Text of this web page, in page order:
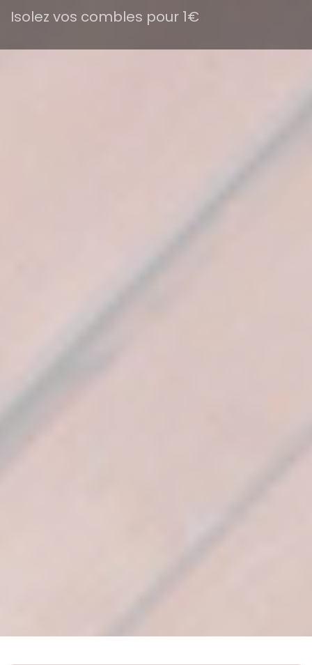
Isolez vos combles pour 1€